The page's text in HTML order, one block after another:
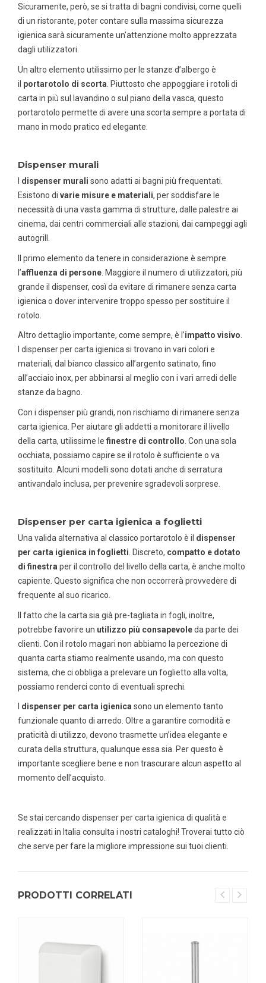
Sicuramente, però, se si tratta di bagni condivisi, come quelli
di un ristorante, poter contare sulla massima sicurezza
igienica sarà sicuramente un’attenzione molto apprezzata
dagli utilizzatori.
Un altro elemento utilissimo per le stanze d’albergo è
il portarotolo di scorta . Piuttosto che appoggiare i rotoli di
carta in più sul lavandino o sul piano della vasca, questo
portarotolo permette di avere una scorta sempre a portata di
mano in modo pratico ed elegante.
Dispenser murali
dispenser murali sono adatti ai bagni più frequentati.
Esistono di varie misure e materiali, per soddisfare le
necessità di una vasta gamma di strutture, dalle palestre ai
cinema, dai centri commerciali alle stazioni, dai campeggi agli
autogrill.
Il primo elemento da tenere in considerazione è sempre
l’affluenza di persone . Maggiore il numero di utilizzatori, più
grande il dispenser, così da evitare di rimanere senza carta
igienica o dover intervenire troppo spesso per sostituire il
rotolo.
Altro dettaglio importante, come sempre, è l’impatto visivo
dispenser per carta igienica si trovano in vari colori e
materiali, dal bianco classico all’argento satinato, fino
all’acciaio inox, per abbinarsi al meglio con i vari arredi delle
stanze da bagno.
Con i dispenser più grandi, non rischiamo di rimanere senza
carta igienica. Per aiutare gli addetti a monitorare il livello
della carta, utilissime le finestre di controllo . Con una sola
occhiata, possiamo capire se il rotolo è sufficiente o va
sostituito. Alcuni modelli sono dotati anche di serratura
antivandalo inclusa, per prevenire sgradevoli sorprese.
Dispenser per carta igienica a foglietti
Una valida alternativa al classico portarotolo è il dispenser
per carta igienica in foglietti . Discreto, compatto e dotato
di finestra per il controllo del livello della carta, è anche molto
capiente. Questo significa che non occorrerà provvedere di
frequente al suo ricarico.
Il fatto che la carta sia già pre-tagliata in fogli, inoltre,
potrebbe favorire un utilizzo più consapevoleda parte dei
clienti. Con il rotolo magari non abbiamo la percezione di
quanta carta stiamo realmente usando, ma con questo
sistema, che ci obbliga a prelevare un foglietto alla volta,
possiamo renderci conto di eventuali sprechi.
dispenser per carta igienica sono un elemento tanto
funzionale quanto di arredo. Oltre a garantire comodità e
praticità di utilizzo, devono trasmette un’idea elegante e
curata della struttura, qualunque essa sia. Per questo è
importante scegliere bene e non trascurare alcun aspetto al
momento dell’acquisto.
Se stai cercando dispenser per carta igienicadi qualità e
realizzati in Italia consulta i nostri cataloghi! Troverai tutto ciò
che serve per fare la migliore impressione sui tuoi clienti.
PRODOTTI CORRELATI